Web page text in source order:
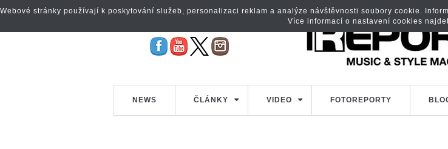
NEWS ČLÁNKY VIDEO FOTOREPORTY
Webové stránky používají k poskytování služeb, personalizaci reklam a analýze návštěvnosti soubory cookie.
Více informací o nastavení cookies